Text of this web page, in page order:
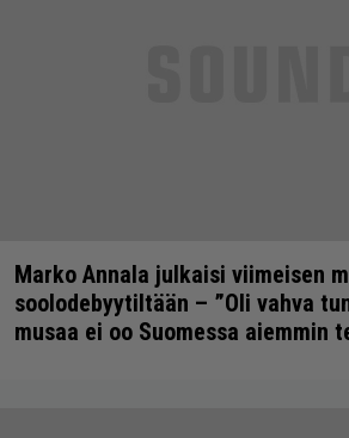
Marko Annala julkaisi viimeisen
soolodebyytiltään – ”Oli vahva
musaa ei oo Suomessa aiemmin